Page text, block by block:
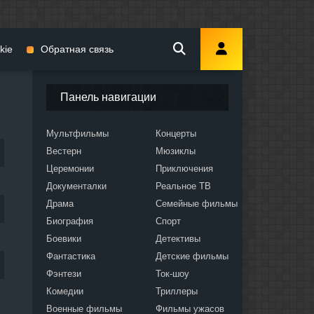
Панель навигации
Мультфильмы
Вестерн
Церемонии
Документалки
Драма
Биография
Боевики
Фантастика
Фэнтези
Комедии
Военные фильмы
Концерты
Мюзиклы
Приключения
Реальное ТВ
Семейные фильмы
Спорт
Детективы
Детские фильмы
Ток-шоу
Триллеры
Фильмы ужасов
Обратная связь